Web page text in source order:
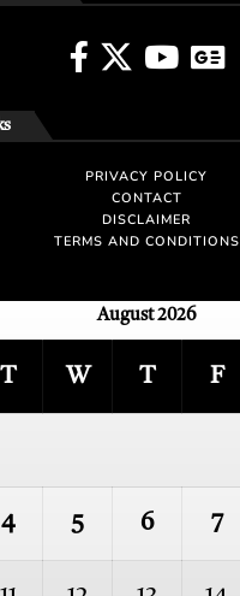
PRIVACY POLICY
CONTACT
DISCLAIMER
TERMS AND CONDITIONS
August 2026
T W T F
4 5 6 7